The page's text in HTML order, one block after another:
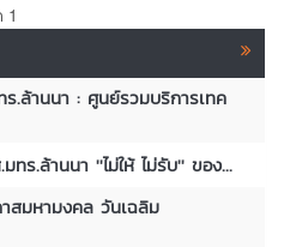
1
.ล้านนา : ศูนย์รวมบริการเทค
ทร.ล้านนา ''ไม่ให้ ไม่รับ'' ของ...
สมหามงคล วันเฉลิม